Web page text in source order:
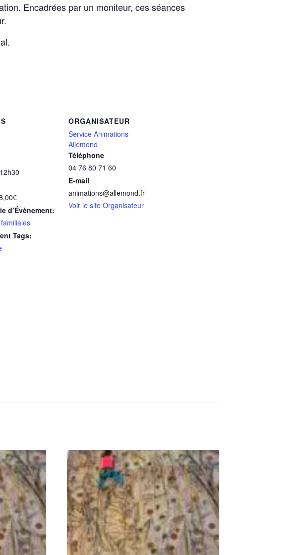
Encadrées par un moniteur, ces séances
d’Évènement:
Tags:
ORGANISATEUR
Service Animations
Allemond
Téléphone
04 76 80 71 60
E-mail
animations@allemond.fr
Voir le site Organisateur